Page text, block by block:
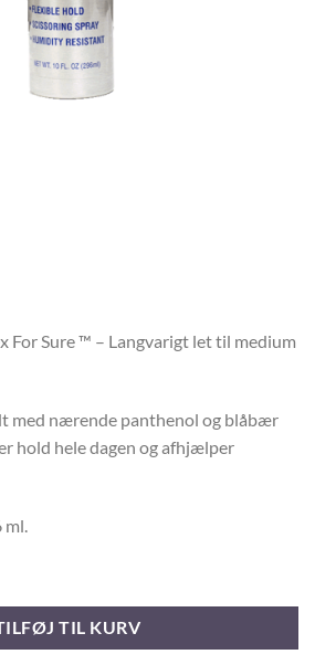
For Sure ™ – Langvarigt let til medium
med nærende panthenol og blåbær
hold hele dagen og afhjælper
ml.
TIL KURV